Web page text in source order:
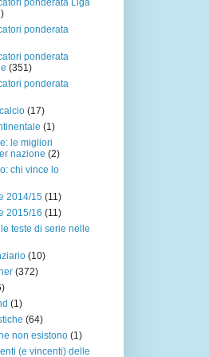
ponderata
ponderata
(351)
ponderata
(17)
(1)
le migliori
nazione (2)
chi vince lo
2014/15 (11)
2015/16 (11)
teste di serie nelle
(10)
(372)
(1)
(64)
non esistono (1)
(e vincenti) delle